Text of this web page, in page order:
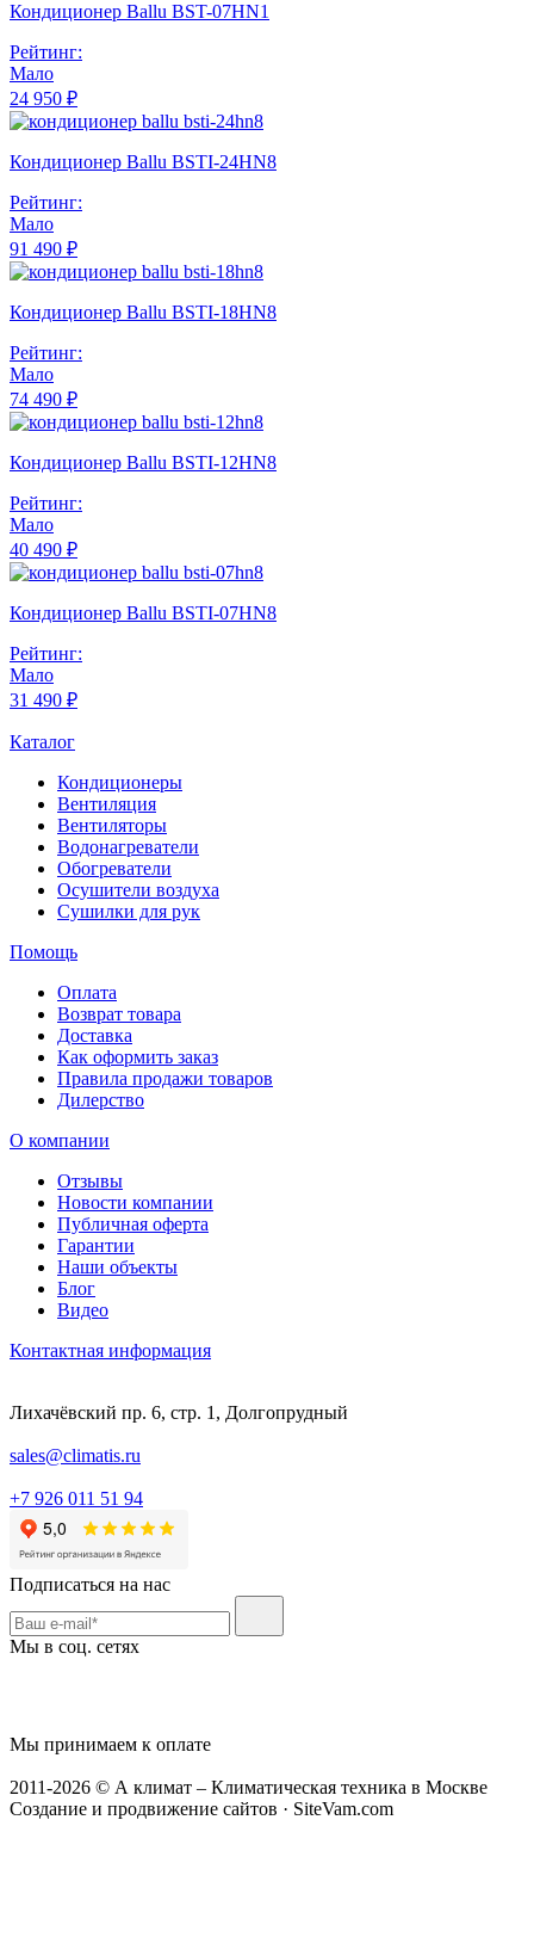
Кондиционер Ballu BST-07HN1
Рейтинг:
Мало
24 950 ₽
Кондиционер Ballu BSTI-24HN8
Рейтинг:
Мало
91 490 ₽
Кондиционер Ballu BSTI-18HN8
Рейтинг:
Мало
74 490 ₽
Кондиционер Ballu BSTI-12HN8
Рейтинг:
Мало
40 490 ₽
Кондиционер Ballu BSTI-07HN8
Рейтинг:
Мало
31 490 ₽
Каталог
Кондиционеры
Вентиляция
Вентиляторы
Водонагреватели
Обогреватели
Осушители воздуха
Сушилки для рук
Помощь
Оплата
Возврат товара
Доставка
Как оформить заказ
Правила продажи товаров
Дилерство
О компании
Отзывы
Новости компании
Публичная оферта
Гарантии
Наши объекты
Блог
Видео
Контактная информация
Лихачёвский пр. 6, стр. 1, Долгопрудный
sales@climatis.ru
+7 926 011 51 94
Подписаться на нас
Мы в соц. сетях
Мы принимаем к оплате
2011-2026 © А климат – Климатическая техника в Москве
Создание и продвижение сайтов · SiteVam.com